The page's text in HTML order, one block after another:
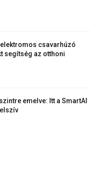
csavarhúzó
segítség az otthoni
emelve: Itt a SmartAI